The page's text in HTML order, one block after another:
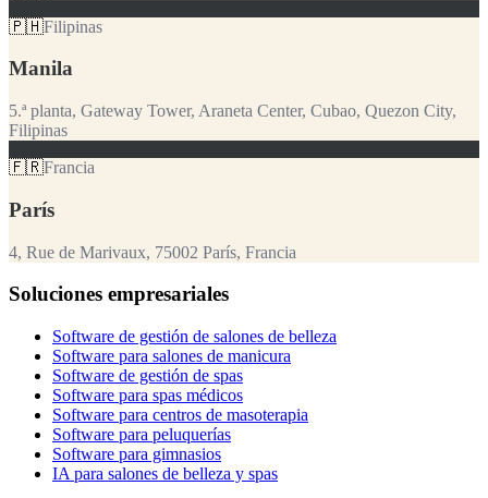
🇵🇭Filipinas
Manila
5.ª planta, Gateway Tower, Araneta Center, Cubao, Quezon City,
Filipinas
🇫🇷Francia
París
4, Rue de Marivaux, 75002 París, Francia
Soluciones empresariales
Software de gestión de salones de belleza
Software para salones de manicura
Software de gestión de spas
Software para spas médicos
Software para centros de masoterapia
Software para peluquerías
Software para gimnasios
IA para salones de belleza y spas